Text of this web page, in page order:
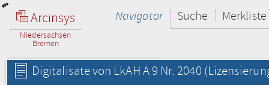
Arcinsys
Niedersachsen
Bremen
Navigator Suche Merkliste
Digitalisate von LkAH A 9 Nr. 2040